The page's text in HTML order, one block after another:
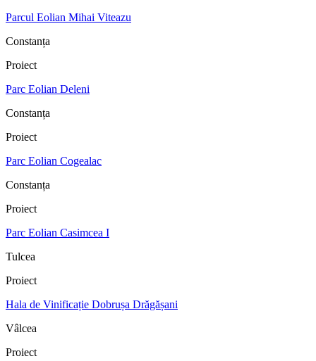
Parcul Eolian Mihai Viteazu
Constanța
Proiect
Parc Eolian Deleni
Constanța
Proiect
Parc Eolian Cogealac
Constanța
Proiect
Parc Eolian Casimcea I
Tulcea
Proiect
Hala de Vinificație Dobrușa Drăgășani
Vâlcea
Proiect